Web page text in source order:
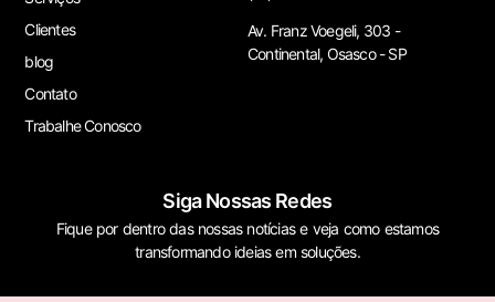
Clientes
blog
Contato
Trabalhe Conosco
Av. Franz Voegeli, 303 -
Continental, Osasco - SP
Siga Nossas Redes
Fique por dentro das nossas notícias e veja como estamos
transformando ideias em soluções.